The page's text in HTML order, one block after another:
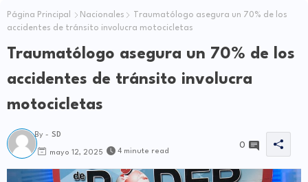
Página Principal Nacionales
Traumatólogo asegura un 70% de los
accidentes de tránsito involucra motocicletas
Traumatólogo asegura un 70% de los
accidentes de tránsito involucra
motocicletas
By - SD
mayo 12, 2025 4 minute read
0